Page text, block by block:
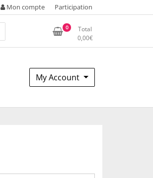
Mon compte Participation
0
Total
0,00€
My Account